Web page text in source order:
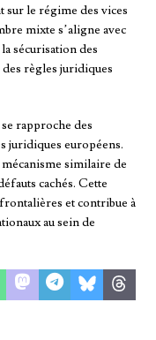
sur le régime des vices
mixte s’aligne avec
sécurisation des
règles juridiques
rapproche des
juridiques européens.
similaire de
cachés. Cette
et contribue à
au sein de